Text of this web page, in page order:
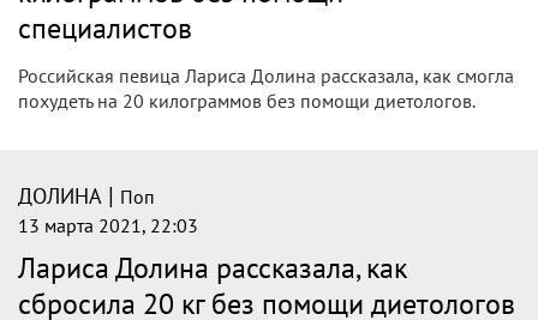
14 марта 2021, 12:35
объяснила, как сбросила 20 кг без
борется с лишним весом. По словам самой певицы, она
генетически предрасположена к набору килограммов...